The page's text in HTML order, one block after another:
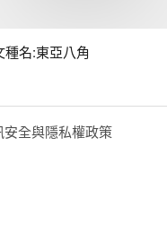
種名:東亞八角
全與隱私權政策